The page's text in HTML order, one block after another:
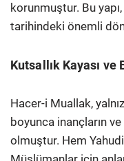
korunmuştur. Bu
tarihindeki önemli
Kutsallık Kayası
Hacer-i Muallak,
boyunca inançların
olmuştur. Hem